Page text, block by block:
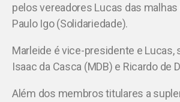
pelos vereadores Lucas das
Paulo Igo (Solidariedade).
Marleide é vice-presidente e
Isaac da Casca (MDB) e Ricardo
Além dos membros titulares a